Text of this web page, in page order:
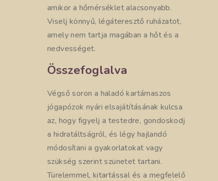
amikor a hőmérséklet alacsonyabb.
Viselj könnyű, légáteresztő ruházatot,
amely nem tartja magában a hőt és a
nedvességet.
Összefoglalva
Végső soron a haladó kartámaszos
jógapózok nyári elsajátításának kulcsa
az, hogy figyelj a testedre, gondoskodj
a hidratáltságról, és légy hajlandó
módosítani a gyakorlatokat vagy
szükség szerint szünetet tartani.
Türelemmel, kitartással és a megfelelő